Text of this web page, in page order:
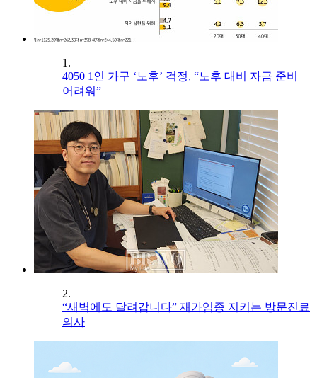
1.
4050 1인 가구 ‘노후’ 걱정, “노후 대비 자금 준비
어려워”
2.
“새벽에도 달려갑니다” 재가임종 지키는 방문진료
의사